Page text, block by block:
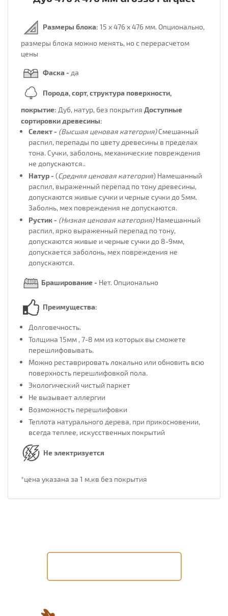
Размеры блока: 15 х 476 х 476 мм. Опционально,
размеры блока можно менять, но с перерасчетом
цены
Фаска - да
Порода, сорт, структура поверхности,
покрытие: Дуб, натур, без покрытия Доступные
сортировки древесины:
Селект - (Высшая ценовая категория)Смешанный
распил, перепады по цвету древесины в пределах
тона. Сучки, заболонь, механические повреждения
не допускаются..
Натур - (Средняя ценовая категория) Намешанный
распил, выраженный перепад по тону древесины,
допускаются живые сучки и черные сучки до 5мм.
Заболнь, мех повреждения не допускаются.
Рустик - (Низкая ценовая категория)Намешанный
распил, ярко выраженный перепад по тону,
допускаются живые и черные сучки до 8-9мм,
допускается заболонь, мех повреждения не
допускаются.
Браширование- Нет. Опционально
Преимущества:
Долговечность.
Толщина 15мм , 7-8 мм из которых вы сможете
перешлифовывать.
Можно реставрировать локально или обновить всю
поверхность перешлифовкой пола.
Экологический чистый паркет
Не вызывает аллергии
Возможность перешлифовки
Теплота натурального дерева, при прикосновении,
всегда теплее, искусственных покрытий
Не электризуется
*цена указана за 1 м.кв без покрытия